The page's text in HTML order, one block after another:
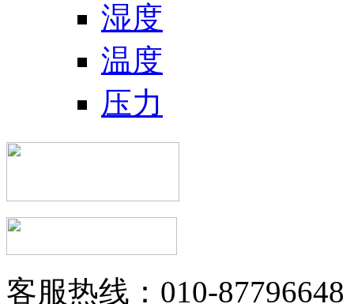
湿度
温度
压力
客服热线：010-87796648